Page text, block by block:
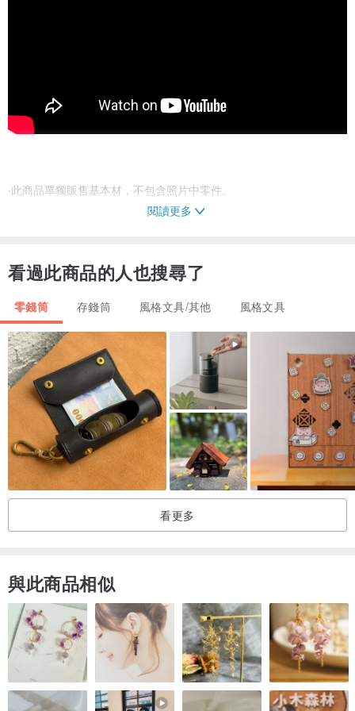
‧此商品單獨販售基本材，不包含照片中零件。
‧部分商品由實木製作，原木木紋色澤因自然生態而不盡相同，無法接
受請勿購買。
**50元硬幣適用
【產品規格】
尺寸：90 x 90 x 80mm 內容量尺寸 圓直徑:78mm 深:55mm
【注意事項】
購買Jeantopia商品皆會開立紙本發票隨貨寄出，
www.pinkoi.com/product/yE86t6Z3
閱讀更多
看過此商品的人也搜尋了
零錢筒 存錢筒 風格文具/其他 風格文具
看更多
與此商品相似